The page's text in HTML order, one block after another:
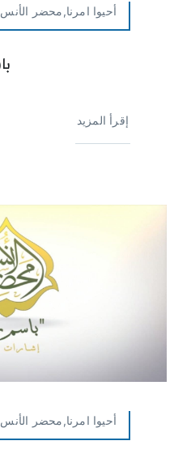
أحيوا امرنا,محضر الأنس
إقرأ المزيد
أحيوا امرنا,محضر الأنس